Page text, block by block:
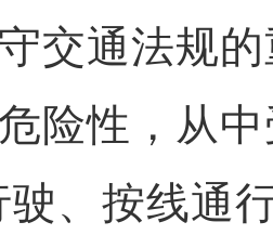
交通法规
险性，从
驶、按线通